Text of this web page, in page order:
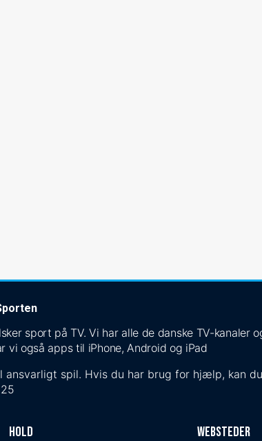
sport på TV. Vi har alle de danske TV-kanaler
vi også apps til iPhone, Android og iPad
spil. Hvis du har brug for hjælp, kan
Hold Websteder